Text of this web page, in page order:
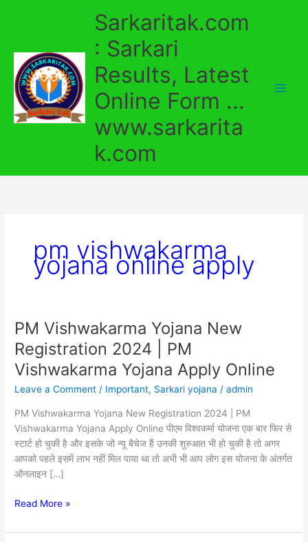
Sarkaritak.com
: Sarkari
Results, Latest
Online Form ...
www.sarkarita
k.com
pm vishwakarma
yojana online apply
PM Vishwakarma Yojana New
Registration 2024 | PM
Vishwakarma Yojana Apply Online
Leave a Comment / Important, Sarkari yojana /admin
PM Vishwakarma Yojana New Registration 2024 | PM
Vishwakarma Yojana Apply Online पीएम विश्वकर्मा योजना एक बार फिर से
स्टार्ट हो चुकी है और इसके जो न्यू बैचेज हैं उनकी शुरुआत भी हो चुकी है तो अगर
आपको पहले इसमें लाभ नहीं मिल पाया था तो अभी भी आप लोग इस योजना के अंतर्गत
ऑनलाइन […]
PM
Vishwakarma
Yojana
New
Registration
|
PM
Vishwakarma
Yojana
Apply
Read More »